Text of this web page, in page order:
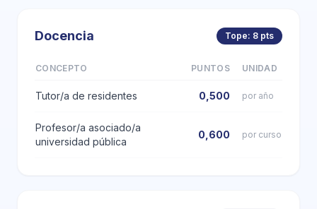
Docencia Tope: 8 pts
CONCEPTO PUNTOS UNIDAD
Tutor/a de residentes 0,500 por año
Profesor/a asociado/a
universidad pública
0,600 por curso